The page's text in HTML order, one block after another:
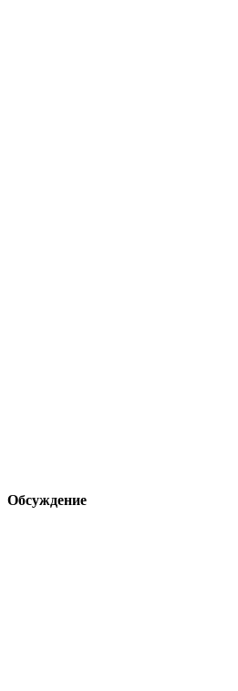
Обсуждение